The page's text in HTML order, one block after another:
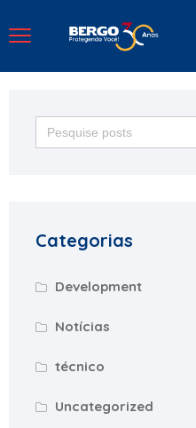
Search
for:
Categorias
Development
Notícias
técnico
Uncategorized